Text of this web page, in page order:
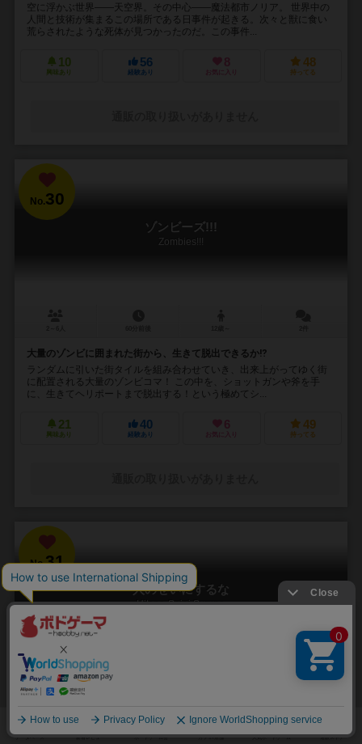
空に浮かぶ世界――天空界。その中心――魔法都市ノリア。 世界中の
人間と技術が集まるこの場所である日事件が起きる。次々と獣に食い
荒らされたような死体が見つかったのだ。この事件...
10
興味あり
56
経験あり
8
お気に入り
48
持ってる
No.30
ゾンビーズ!!!
Zombies!!!
大量のゾンビに囲まれた街から、生きて脱出できるか⁉︎
ランダムに引いた街タイルを組み合わせていき、出来上がってゆく街
に配置される大量のゾンビコマ！ この中を、ショットガンや斧を手
に、生きてヘリポートまで脱出する！という極めてシ...
21
興味あり
40
経験あり
6
お気に入り
49
持ってる
No.31
人のせいにするな
Hitono Seini Suruna
3～5人
責任をなすりつけろ！
「お前がやったんだろ！！」 やった覚えのないミスや罪を押し付けら